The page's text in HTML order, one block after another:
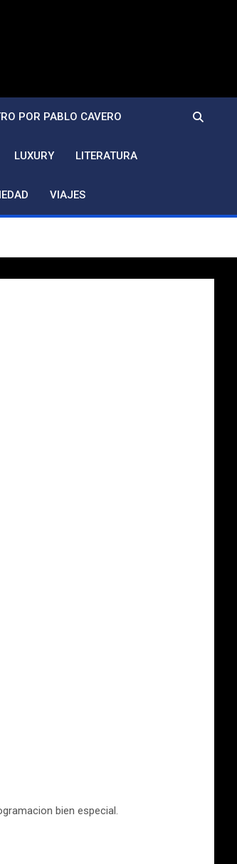
POR PABLO CAVERO
LUXURY LITERATURA
VIAJES
bien especial.